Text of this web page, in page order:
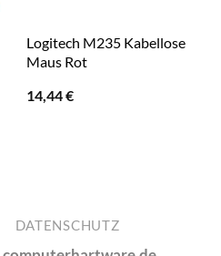
Logitech M235 Kabellose
Maus Rot
14,44€
DATENSCHUTZ